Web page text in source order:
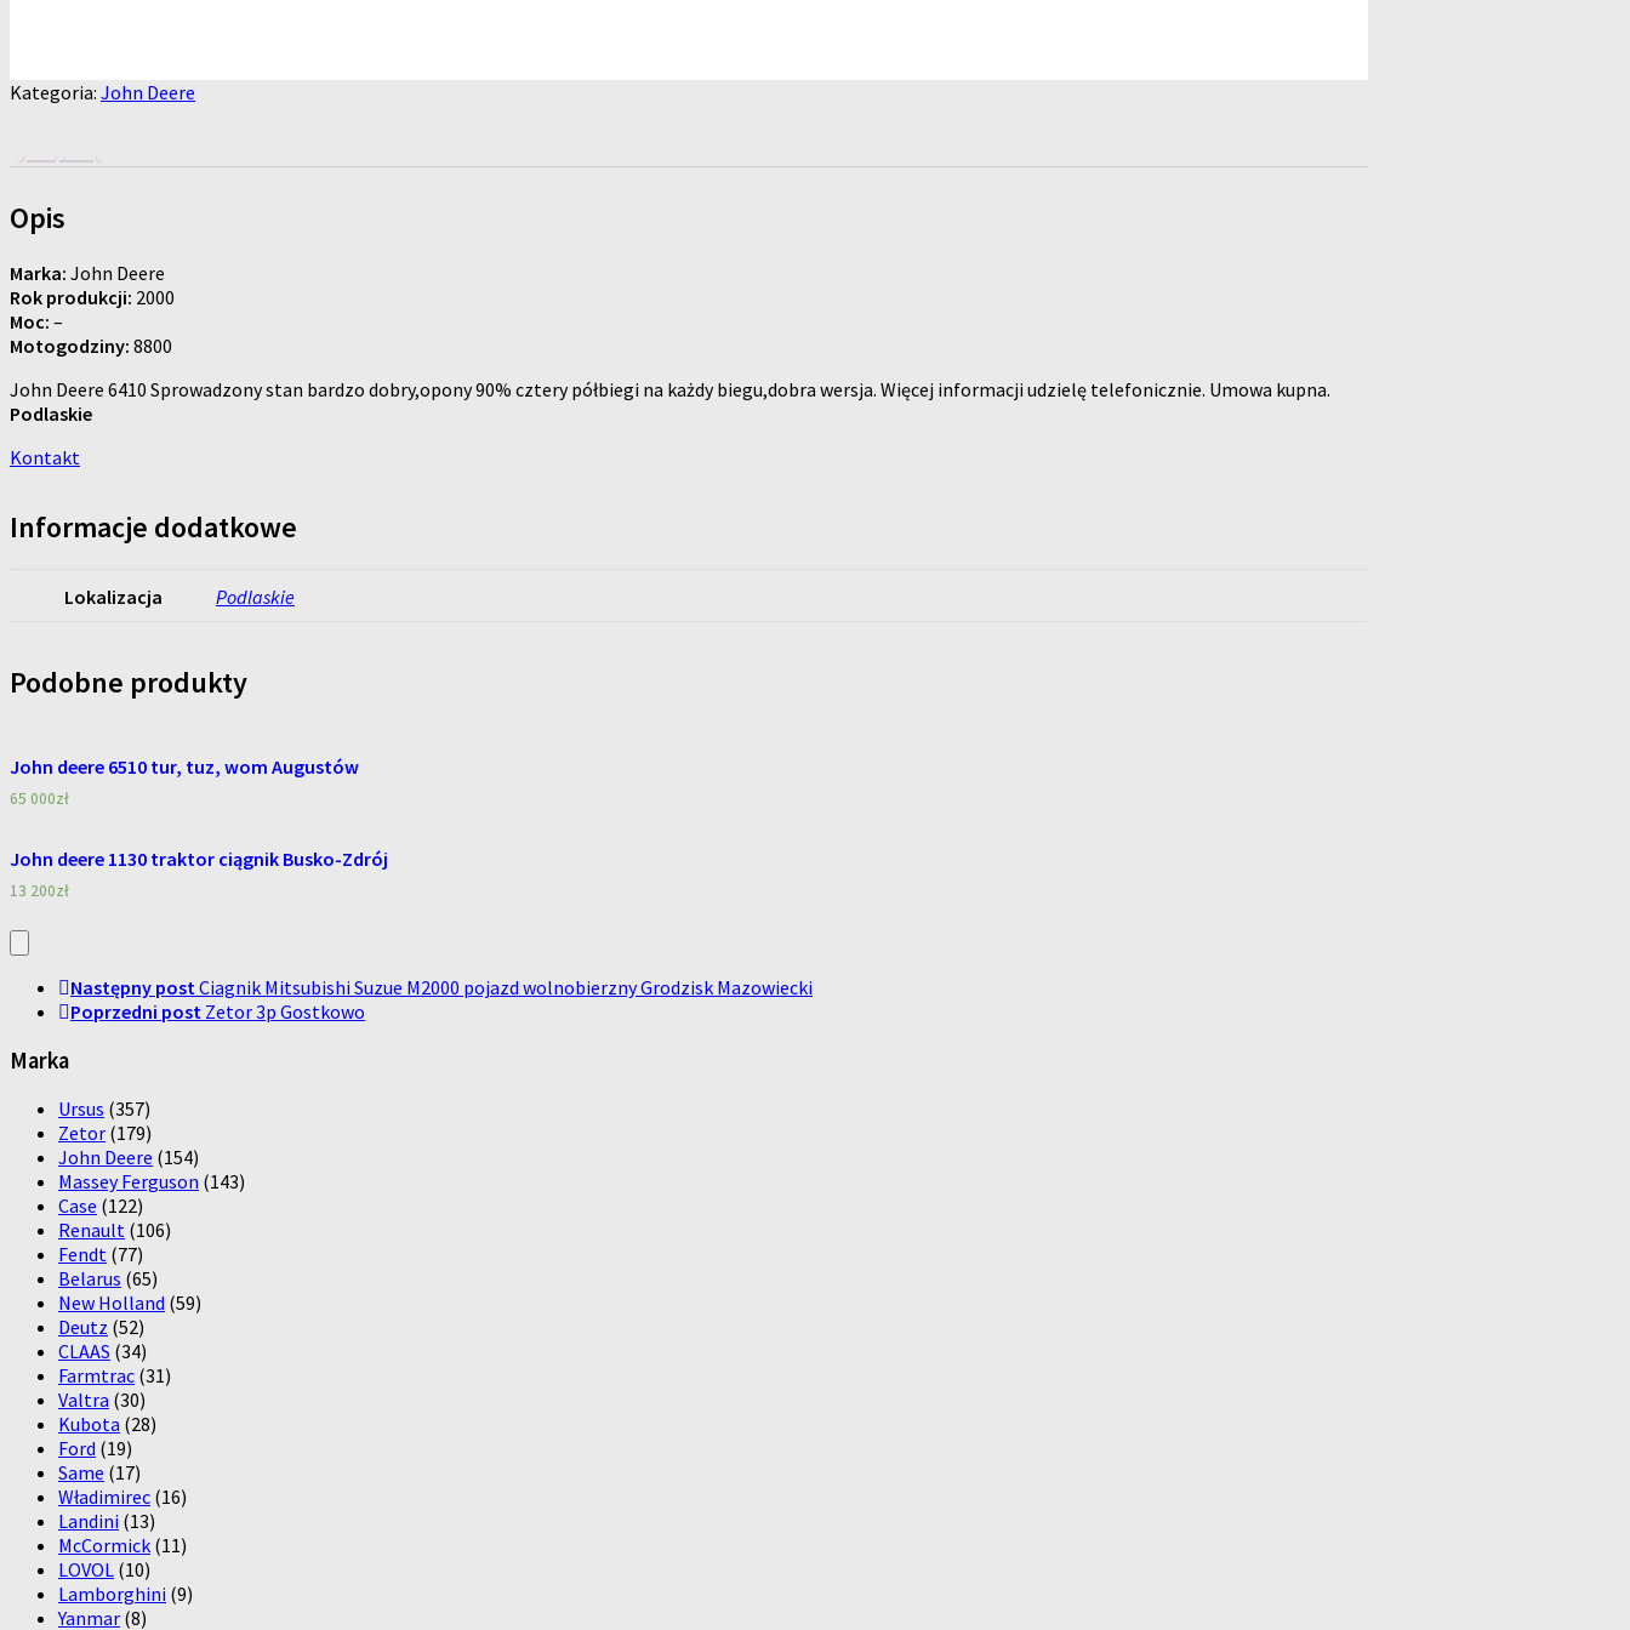
Kategoria: John Deere
Opis
Marka: John Deere
Rok produkcji: 2000
Moc: –
Motogodziny: 8800
John Deere 6410 Sprowadzony stan bardzo dobry,opony 90% cztery półbiegi na każdy biegu,dobra wersja. Więcej informacji udzielę telefonicznie. Umowa kupna.
Podlaskie
Kontakt
Informacje dodatkowe
Lokalizacja Podlaskie
Podobne produkty
John deere 6510 tur, tuz, wom Augustów
65 000zł
John deere 1130 traktor ciągnik Busko-Zdrój
13 200zł
Następny postCiagnik Mitsubishi Suzue M2000 pojazd wolnobierzny Grodzisk Mazowiecki
Poprzedni post Zetor 3p Gostkowo
Marka
Ursus (357)
Zetor (179)
John Deere (154)
Massey Ferguson (143)
Case (122)
Renault (106)
Fendt (77)
Belarus (65)
New Holland (59)
Deutz (52)
CLAAS (34)
Farmtrac (31)
Valtra (30)
Kubota (28)
Ford (19)
Same (17)
Władimirec (16)
Landini (13)
McCormick (11)
LOVOL (10)
Lamborghini (9)
Yanmar (8)